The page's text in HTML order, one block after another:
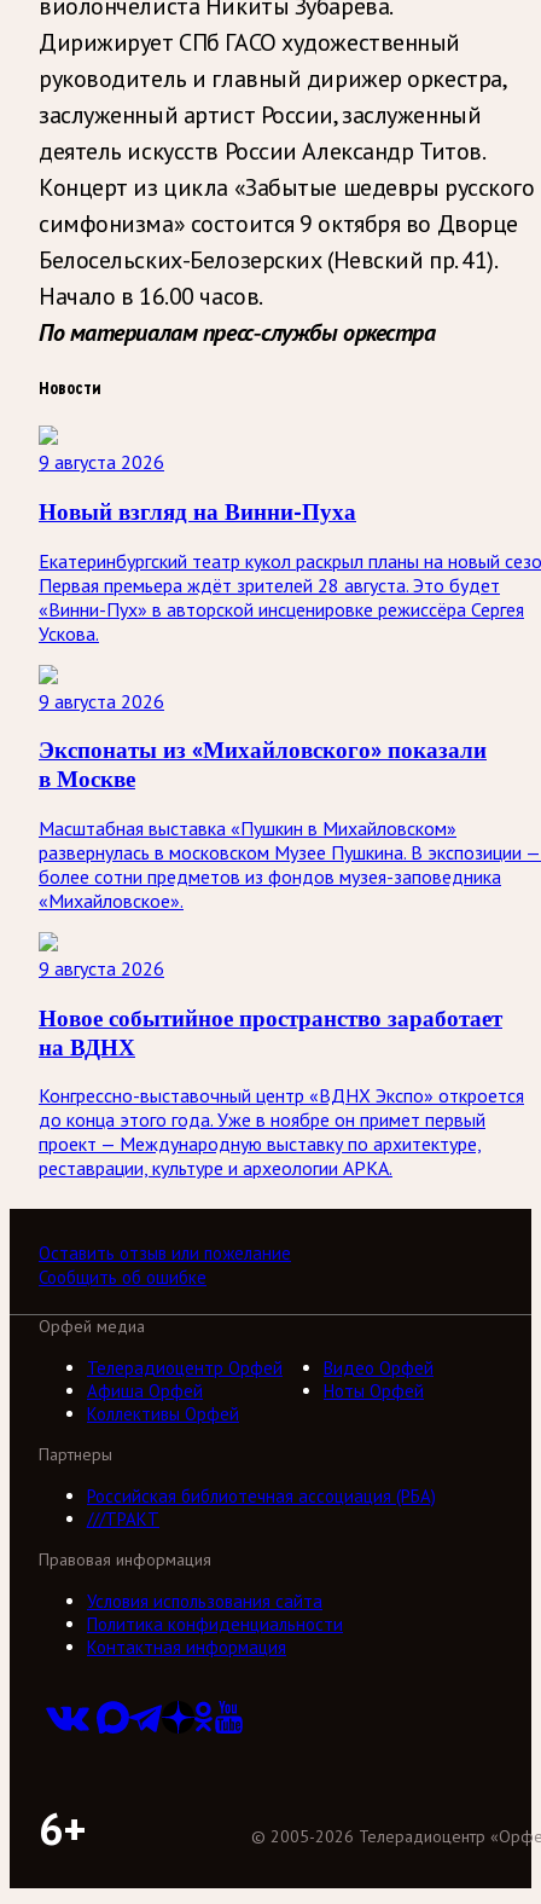
Дирижирует СПб ГАСО художественный
руководитель и главный дирижер оркестра,
заслуженный артист России, заслуженный
деятель искусств России Александр Титов.
Концерт из цикла «Забытые шедевры русского
симфонизма» состоится 9 октября во Дворце
Белосельских-Белозерских (Невский пр. 41).
Начало в 16.00 часов.
По материалам пресс-службы оркестра
Новости
9 августа 2026
Новый взгляд на Винни-Пуха
Екатеринбургский театр кукол раскрыл планы на новый
Первая премьера ждёт зрителей 28 августа. Это будет
«Винни-Пух» в авторской инсценировке режиссёра Сергея
Ускова.
9 августа 2026
Экспонаты из «Михайловского» показали
в Москве
Масштабная выставка «Пушкин в Михайловском»
развернулась в московском Музее Пушкина. В экспозиции —
более сотни предметов из фондов музея-заповедника
«Михайловское».
9 августа 2026
Новое событийное пространство заработает
на ВДНХ
Конгрессно-выставочный центр «ВДНХ Экспо» откроется
до конца этого года. Уже в ноябре он примет первый
проект — Международную выставку по архитектуре,
реставрации, культуре и археологии АРКА.
Оставить отзыв или пожелание
Сообщить об ошибке
Орфей медиа
Телерадиоцентр Орфей
Видео Орфей
Афиша Орфей
Ноты Орфей
Коллективы Орфей
Партнеры
Российская библиотечная ассоциация (РБА)
///ТРАКТ
Правовая информация
Условия использования сайта
Политика конфиденциальности
Контактная информация
6+ © 2005-2026 Телерадиоцентр